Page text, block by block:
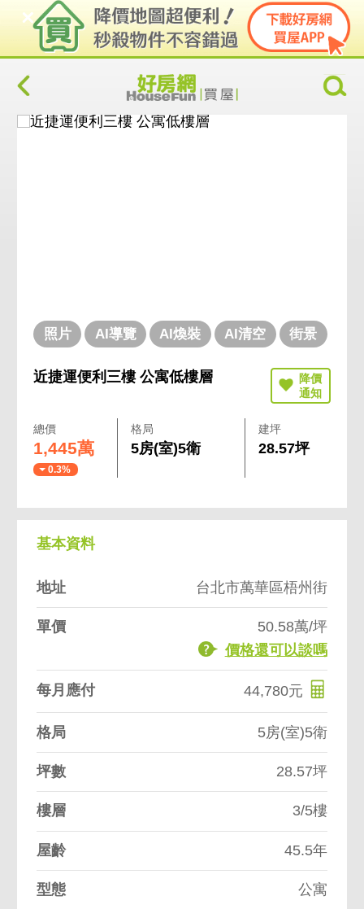
照片 AI導覽 AI煥裝 AI清空 街景
近捷運便利三樓 公寓低樓層
總價
1,445萬
0.3%
格局
5房(室)5衛
建坪
28.57坪
基本資料
地址 台北市萬華區梧州街
單價
50.58萬/坪
價格還可以談嗎
每月應付 44,780元
格局 5房(室)5衛
坪數 28.57坪
樓層 3/5樓
屋齡 45.5年
型態 公寓